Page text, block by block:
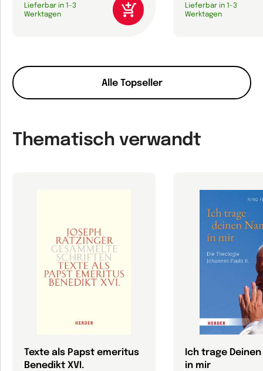
Alle Topseller
Lieferbar in 1-3
Werktagen
Lieferbar in 1-3
Werktagen
Thematisch verwandt
Texte als Papst emeritus
Benedikt XVI.
Ich trage
in mir